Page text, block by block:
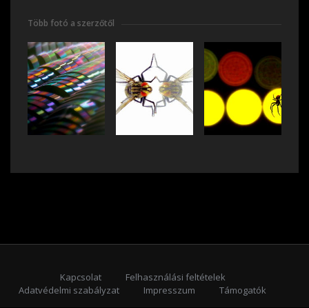
Több fotó a szerzőtől
Kapcsolat
Felhasználási feltételek
Adatvédelmi szabályzat
Impresszum Támogatók